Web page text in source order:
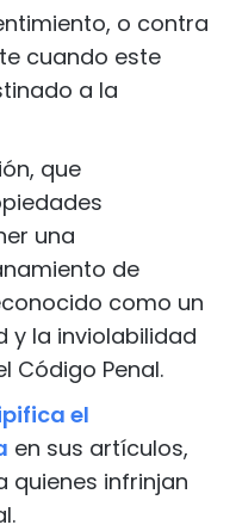
o contra
cuando este
a la
que
una
de
como un
y la inviolabilidad
Código Penal.
el
en sus artículos,
quienes infrinjan